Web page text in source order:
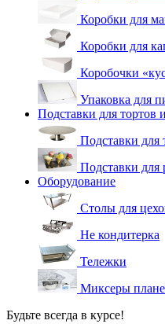
Коробки для
Коробки для
Коробочки
Упаковка для
Подставки для
Подставки для
Подставки для
Оборудование
Столы для
Не кондитерка
Тележки
Миксеры
Будьте всегда в курсе!